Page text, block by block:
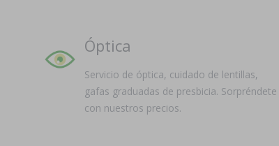
Óptica
Servicio de óptica, cuidado de lentillas,
gafas graduadas de presbicia. Sorpréndete
con nuestros precios.